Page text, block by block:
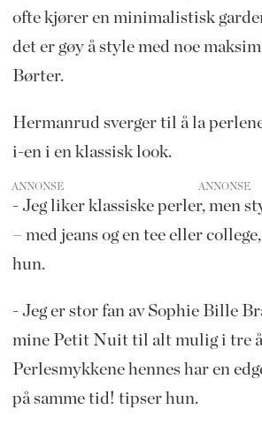
ofte kjører en minimalistisk
det er gøy å style med noe
Børter.
Hermanrud sverger til å la
i-en i en klassisk look.
ANNONSE
- Jeg liker klassiske perler, men
– med jeans og en tee eller
hun.
- Jeg er stor fan av Sophie Bille
mine Petit Nuit til alt mulig i tre
Perlesmykkene hennes har en
på samme tid! tipser hun.